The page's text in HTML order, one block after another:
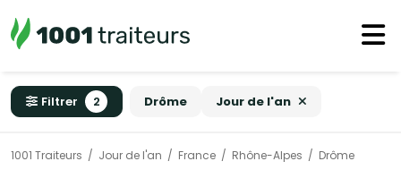
Filtrer 2 Drôme Jour de l'an
1001 Traiteurs Jour de l'an France Rhône-Alpes Drôme